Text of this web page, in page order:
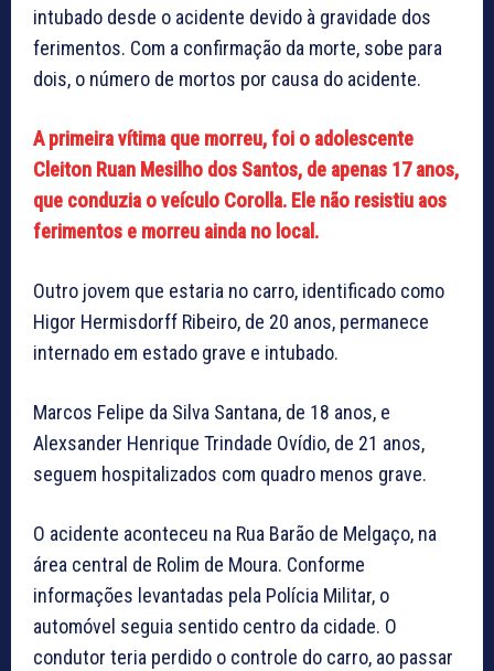
intubado desde o acidente devido à gravidade dos
ferimentos. Com a confirmação da morte, sobe para
dois, o número de mortos por causa do acidente.
A primeira vítima que morreu, foi o adolescente
Cleiton Ruan Mesilho dos Santos, de apenas 17 anos,
que conduzia o veículo Corolla. Ele não resistiu aos
ferimentos e morreu ainda no local.
Outro jovem que estaria no carro, identificado como
Higor Hermisdorff Ribeiro, de 20 anos, permanece
internado em estado grave e intubado.
Marcos Felipe da Silva Santana, de 18 anos, e
Alexsander Henrique Trindade Ovídio, de 21 anos,
seguem hospitalizados com quadro menos grave.
O acidente aconteceu na Rua Barão de Melgaço, na
área central de Rolim de Moura. Conforme
informações levantadas pela Polícia Militar, o
automóvel seguia sentido centro da cidade. O
condutor teria perdido o controle do carro, ao passar